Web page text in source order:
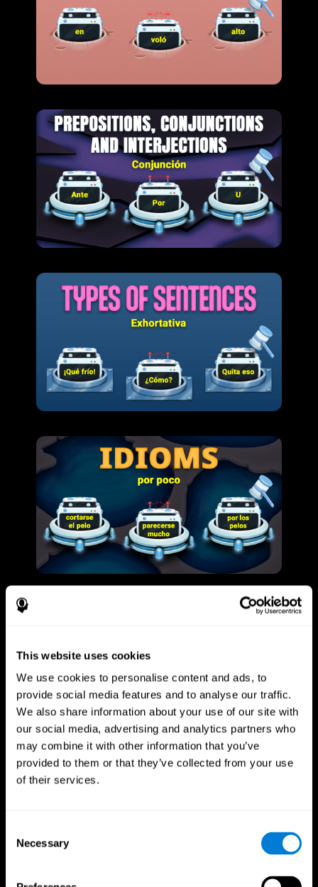
This website uses cookies
We use cookies to personalise content and ads, to
provide social media features and to analyse our traffic.
We also share information about your use of our site with
our social media, advertising and analytics partners who
may combine it with other information that you’ve
provided to them or that they’ve collected from your use
of their services.
Selection
Necessary